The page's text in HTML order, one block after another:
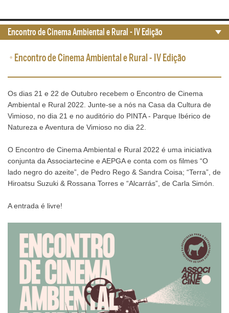
• Encontro de Cinema Ambiental e Rural - IV Edição
Os dias 21 e 22 de Outubro recebem o Encontro de Cinema
Ambiental e Rural 2022. Junte-se a nós na Casa da Cultura de
Vimioso, no dia 21 e no auditório do PINTA - Parque Ibérico de
Natureza e Aventura de Vimioso no dia 22.
O Encontro de Cinema Ambiental e Rural 2022 é uma iniciativa
conjunta da Associartecine e AEPGA e conta com os filmes “O
lado negro do azeite”, de Pedro Rego & Sandra Coisa; “Terra”, de
Hiroatsu Suzuki & Rossana Torres e “Alcarrás”, de Carla Simón.
A entrada é livre!
Encontro de Cinema Ambiental e Rural - IV Edição